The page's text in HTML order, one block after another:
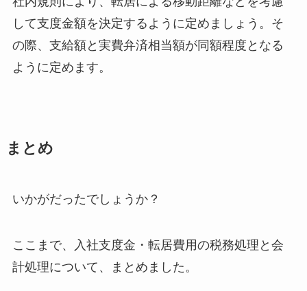
して支度金額を決定するように定めましょう。そ
の際、支給額と実費弁済相当額が同額程度となる
ように定めます。
まとめ
いかがだったでしょうか？
ここまで、入社支度金・転居費用の税務処理と会
計処理について、まとめました。